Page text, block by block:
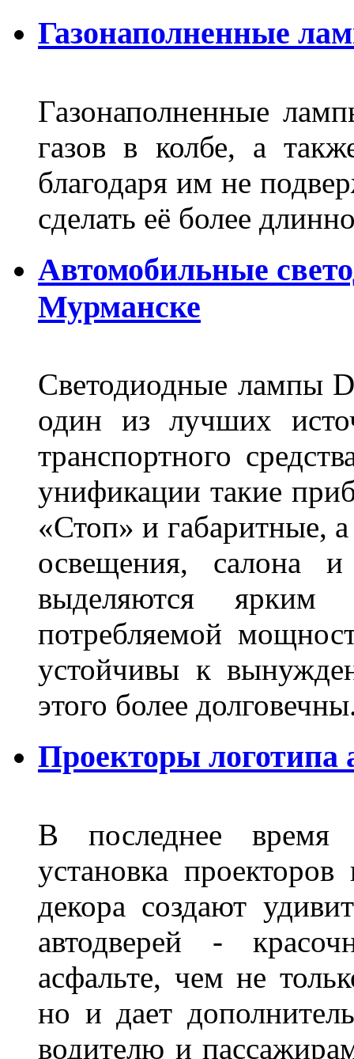
Газонаполненные
Газонаполненные
газов в колбе, а
благодаря им не
сделать её более
Автомобильные
Мурманске
Светодиодные лампы
один из лучших
транспортного
унификации такие
«Стоп» и габаритные,
освещения, салона
выделяются ярким
потребляемой
устойчивы к
этого более
Проекторы логотипа
В последнее время
установка
декора создают
автодверей -
асфальте, чем не
но и дает
водителю и